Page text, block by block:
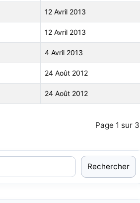
12 Avril 2013
12 Avril 2013
4 Avril 2013
24 Août 2012
24 Août 2012
Page 1 sur 3
Rechercher